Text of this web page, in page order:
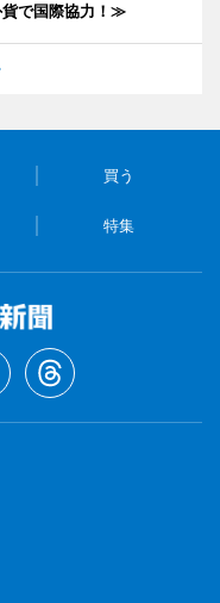
で国際協力！≫
買う
特集